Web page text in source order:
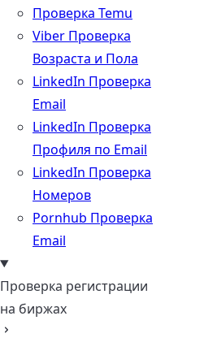
Проверка Temu
Viber Проверка
Возраста и Пола
LinkedIn Проверка
Email
LinkedIn Проверка
Профиля по Email
LinkedIn Проверка
Номеров
Pornhub Проверка
Email
Проверка регистрации
на биржах